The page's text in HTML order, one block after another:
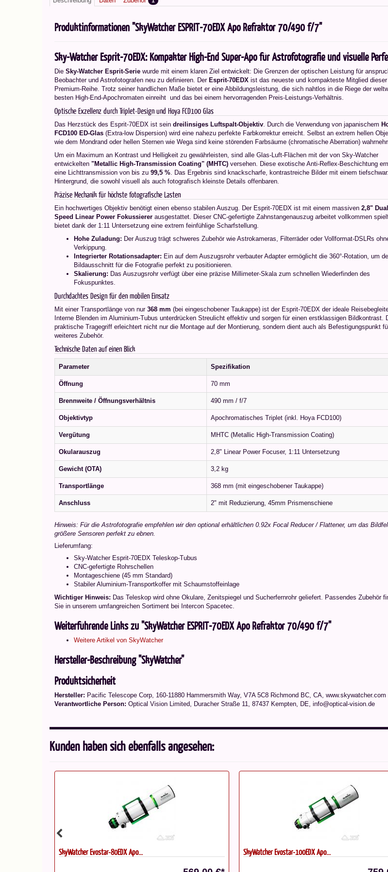
Produktinformationen "SkyWatcher ESPRIT-70EDX Apo Refraktor 70/490 f/7"
Sky-Watcher Esprit-70EDX: Kompakter High-End Super-Apo für Astrofotografie und visuelle
Die Sky-Watcher Esprit-Serie wurde mit einem klaren Ziel entwickelt: Die Grenzen der optischen Leistung für
Beobachter und Astrofotografen neu zu definieren. Der Esprit-70EDX ist das neueste und kompakteste Mitglied dieser
Premium-Reihe. Trotz seiner handlichen Maße bietet er eine Abbildungsleistung, die sich nahtlos in die Riege der
besten High-End-Apochromaten einreiht  und das bei einem hervorragenden Preis-Leistungs-Verhältnis.
Optische Exzellenz durch Triplet-Design und Hoya FCD100 Glas
Das Herzstück des Esprit-70EDX ist sein dreilinsiges Luftspalt-Objektiv. Durch die Verwendung von japanischem
FCD100 ED-Glas (Extra-low Dispersion) wird eine nahezu perfekte Farbkorrektur erreicht. Selbst an extrem hellen
wie dem Mondrand oder hellen Sternen wie Wega sind keine störenden Farbsäume (chromatische Aberration)
Um ein Maximum an Kontrast und Helligkeit zu gewährleisten, sind alle Glas-Luft-Flächen mit der von Sky-Watcher
entwickelten "Metallic High-Transmission Coating" (MHTC) versehen. Diese exotische Anti-Reflex-Beschichtung
eine Lichttransmission von bis zu 99,5 %. Das Ergebnis sind knackscharfe, kontrastreiche Bilder mit einem
Hintergrund, die sowohl visuell als auch fotografisch kleinste Details offenbaren.
Präzise Mechanik für höchste fotografische Lasten
Ein hochwertiges Objektiv benötigt einen ebenso stabilen Auszug. Der Esprit-70EDX ist mit einem massiven 2,8"
Speed Linear Power Fokussierer ausgestattet. Dieser CNC-gefertigte Zahnstangenauszug arbeitet vollkommen
bietet dank der 1:11 Untersetzung eine extrem feinfühlige Scharfstellung.
Hohe Zuladung: Der Auszug trägt schweres Zubehör wie Astrokameras, Filterräder oder Vollformat-DSLRs
Verkippung.
Integrierter Rotationsadapter: Ein auf dem Auszugsrohr verbauter Adapter ermöglicht die 360°-Rotation, um
Bildausschnitt für die Fotografie perfekt zu positionieren.
Skalierung: Das Auszugsrohr verfügt über eine präzise Millimeter-Skala zum schnellen Wiederfinden des
Fokuspunktes.
Durchdachtes Design für den mobilen Einsatz
Mit einer Transportlänge von nur 368 mm (bei eingeschobener Taukappe) ist der Esprit-70EDX der ideale
Interne Blenden im Aluminium-Tubus unterdrücken Streulicht effektiv und sorgen für einen erstklassigen Bildkontrast.
praktische Tragegriff erleichtert nicht nur die Montage auf der Montierung, sondern dient auch als Befestigungspunkt
weiteres Zubehör.
Technische Daten auf einen Blick
Parameter Spezifikation
Öffnung 70 mm
Brennweite / Öffnungsverhältnis 490 mm / f/7
Objektivtyp Apochromatisches Triplet (inkl. Hoya FCD100)
Vergütung MHTC (Metallic High-Transmission Coating)
Okularauszug 2,8" Linear Power Focuser, 1:11 Untersetzung
Gewicht (OTA) 3,2 kg
Transportlänge 368 mm (mit eingeschobener Taukappe)
Anschluss 2" mit Reduzierung, 45mm Prismenschiene
Hinweis: Für die Astrofotografie empfehlen wir den optional erhältlichen 0.92x Focal Reducer / Flattener, um das
größere Sensoren perfekt zu ebnen.
Lieferumfang:
Sky-Watcher Esprit-70EDX Teleskop-Tubus
CNC-gefertigte Rohrschellen
Montageschiene (45 mm Standard)
Stabiler Aluminium-Transportkoffer mit Schaumstoffeinlage
Wichtiger Hinweis: Das Teleskop wird ohne Okulare, Zenitspiegel und Sucherfernrohr geliefert. Passendes Zubehör
Sie in unserem umfangreichen Sortiment bei Intercon Spacetec.
Weiterführende Links zu "SkyWatcher ESPRIT-70EDX Apo Refraktor 70/490 f/7"
Weitere Artikel von SkyWatcher
Hersteller-Beschreibung "SkyWatcher"
Produktsicherheit
Hersteller: Pacific Telescope Corp, 160-11880 Hammersmith Way, V7A 5C8 Richmond BC, CA, www.skywatcher.com
Verantwortliche Person: Optical Vision Limited, Duracher Straße 11, 87437 Kempten, DE, info@optical-vision.de
Kunden haben sich ebenfalls angesehen:
SkyWatcher Evostar-80EDX Apo... SkyWatcher Evostar-100EDX Apo...